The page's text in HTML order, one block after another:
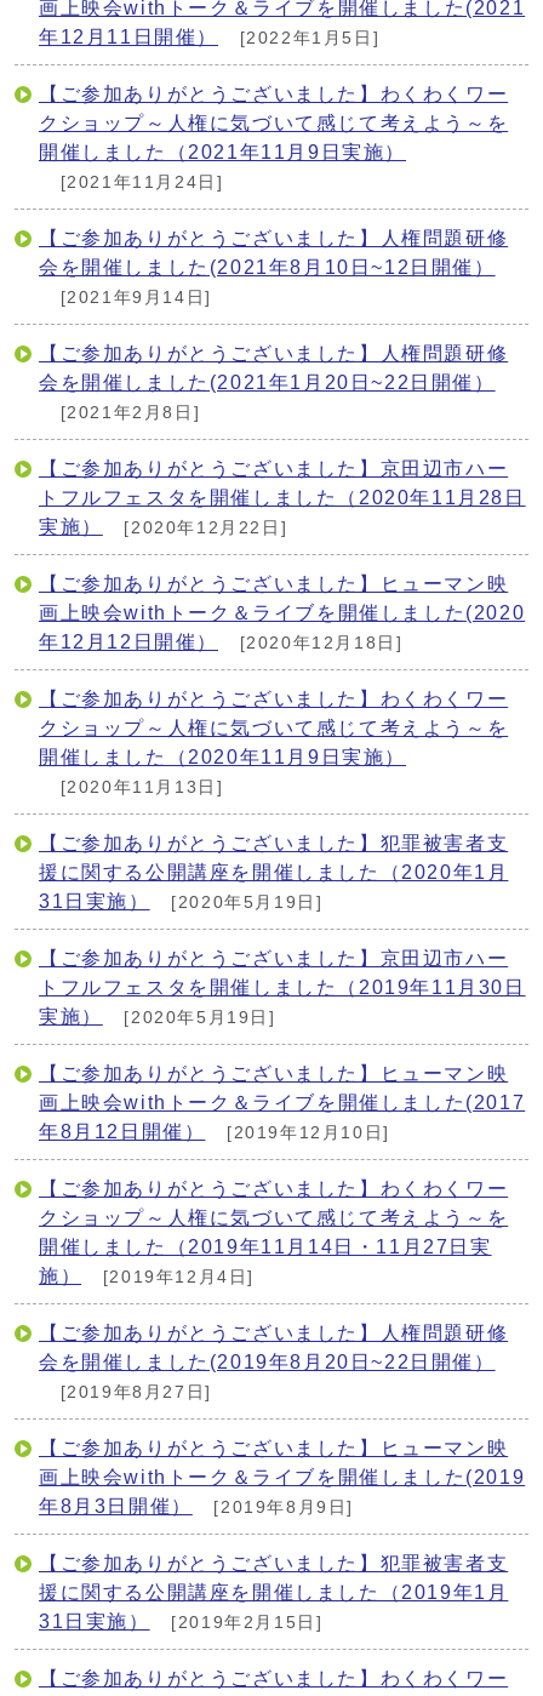
画上映会withトーク＆ライブを開催しました(2021
年12月11日開催）
[2022年1月5日]
【ご参加ありがとうございました】わくわくワー
クショップ～人権に気づいて感じて考えよう～を
開催しました（2021年11月9日実施）
[2021年11月24日]
【ご参加ありがとうございました】人権問題研修
会を開催しました(2021年8月10日~12日開催）
[2021年9月14日]
【ご参加ありがとうございました】人権問題研修
会を開催しました(2021年1月20日~22日開催）
[2021年2月8日]
【ご参加ありがとうございました】京田辺市ハー
トフルフェスタを開催しました（2020年11月28日
実施）
[2020年12月22日]
【ご参加ありがとうございました】ヒューマン映
画上映会withトーク＆ライブを開催しました(2020
年12月12日開催）
[2020年12月18日]
【ご参加ありがとうございました】わくわくワー
クショップ～人権に気づいて感じて考えよう～を
開催しました（2020年11月9日実施）
[2020年11月13日]
【ご参加ありがとうございました】犯罪被害者支
援に関する公開講座を開催しました（2020年1月
31日実施）
[2020年5月19日]
【ご参加ありがとうございました】京田辺市ハー
トフルフェスタを開催しました（2019年11月30日
実施）
[2020年5月19日]
【ご参加ありがとうございました】ヒューマン映
画上映会withトーク＆ライブを開催しました(2017
年8月12日開催）
[2019年12月10日]
【ご参加ありがとうございました】わくわくワー
クショップ～人権に気づいて感じて考えよう～を
開催しました（2019年11月14日・11月27日実
施）
[2019年12月4日]
【ご参加ありがとうございました】人権問題研修
会を開催しました(2019年8月20日~22日開催）
[2019年8月27日]
【ご参加ありがとうございました】ヒューマン映
画上映会withトーク＆ライブを開催しました(2019
年8月3日開催）
[2019年8月9日]
【ご参加ありがとうございました】犯罪被害者支
援に関する公開講座を開催しました（2019年1月
31日実施）
[2019年2月15日]
【ご参加ありがとうございました】わくわくワー